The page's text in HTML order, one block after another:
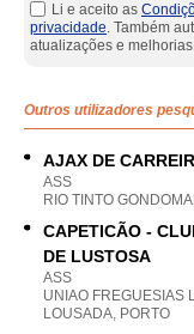
Li e aceito as
privacidade. Também
atualizações e
Outros utilizadores
AJAX DE
ASS
RIO TINTO
CAPETICÃO -
DE LUSTOSA
ASS
UNIAO FREGUESIAS
LOUSADA, PORTO